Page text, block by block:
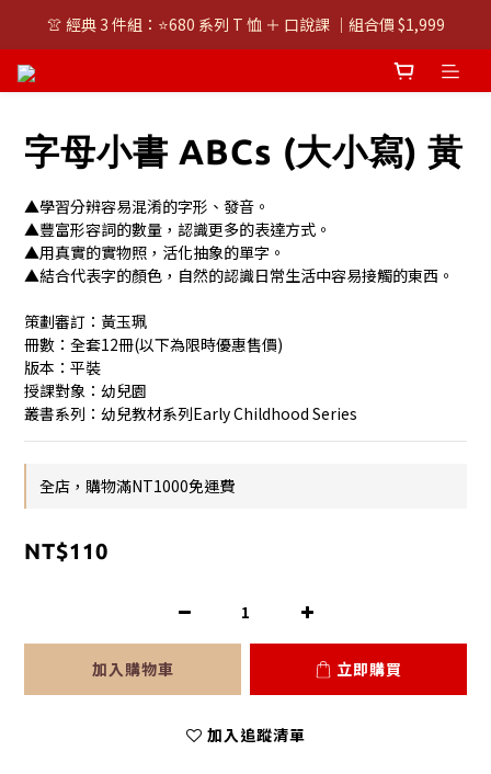
👚 經典 3 件組：⭐680 系列 T 恤 ＋ 口說課 ｜組合價 $1,999
👚 經典 3 件組：⭐680 系列 T 恤 ＋ 口說課 ｜組合價 $1,999
字母小書 ABCs (大小寫) 黃
▲學習分辨容易混淆的字形、發音。
▲豐富形容詞的數量，認識更多的表達方式。
▲用真實的實物照，活化抽象的單字。
▲結合代表字的顏色，自然的認識日常生活中容易接觸的東西。
策劃審訂：黃玉珮
冊數：全套12冊(以下為限時優惠售價)
版本：平裝
授課對象：幼兒園
叢書系列：幼兒教材系列Early Childhood Series
全店，購物滿NT1000免運費
NT$110
加入購物車 立即購買
加入追蹤清單